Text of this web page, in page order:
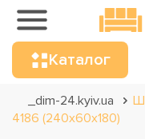
Каталог
_dim-24.kyiv.ua
4186 (240х60х180)